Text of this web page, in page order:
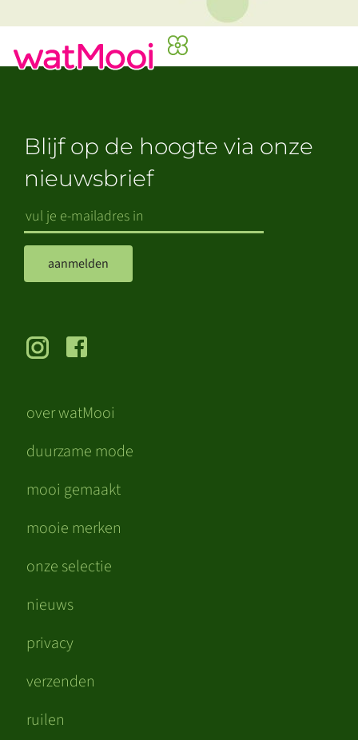
over watMooi
duurzame mode
mooi gemaakt
mooie merken
onze selectie
nieuws
privacy
verzenden
ruilen
Blijf op de hoogte via onze
nieuwsbrief
aanmelden